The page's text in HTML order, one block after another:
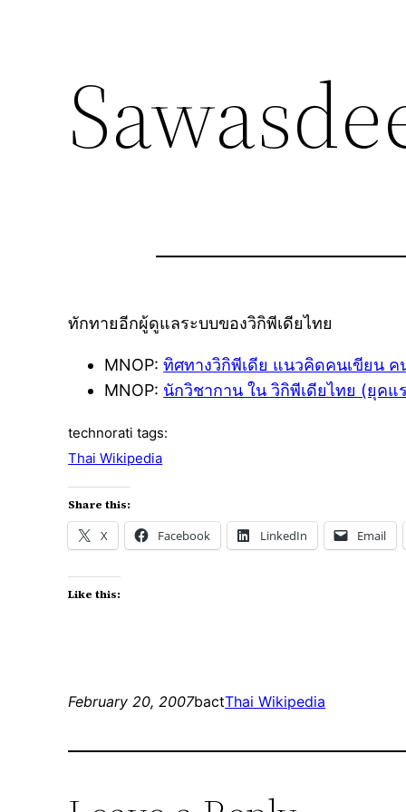
ทักทายอีกผู้ดูแลระบบของวิกิพีเดียไทย
MNOP:ทิศทางวิกิพีเดีย แนวคิดคนเขียน
MNOP: นักวิชากาน ใน วิกิพีเดียไทย (ยุคแ
technorati tags:
Thai Wikipedia
Share this:
X Facebook LinkedIn Email
Like this:
February 20, 2007bactThai Wikipedia